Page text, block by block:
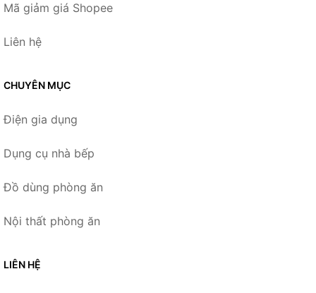
Mã giảm giá Shopee
Liên hệ
CHUYÊN MỤC
Điện gia dụng
Dụng cụ nhà bếp
Đồ dùng phòng ăn
Nội thất phòng ăn
LIÊN HỆ